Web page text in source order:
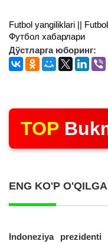
Futbol yangiliklari ||
Футбол хабарлари
Дўстларга юборинг:
TOP
ENG KO'P
Indoneziya prezidenti